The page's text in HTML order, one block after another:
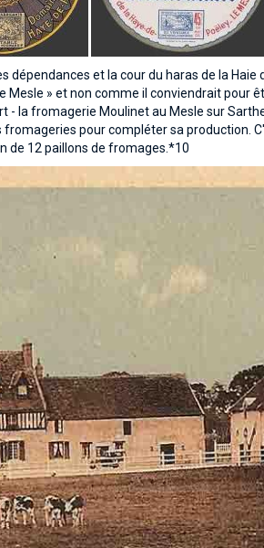
et la cour du haras de la Haie
» et non comme il conviendrait pour
- la fromagerie Moulinet au Mesle sur
pour compléter sa production.
de 12 paillons de fromages.*10